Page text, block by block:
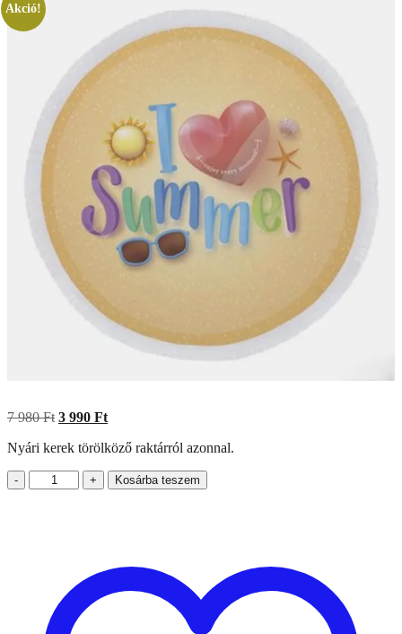
Akció!
7 980Ft Original
was:
980 Ft.
3 990 FtCurrent
is:
990 Ft.
Nyári kerek törölköző raktárról azonnal.
-
Nyári
kerek
+ Kosárba teszem